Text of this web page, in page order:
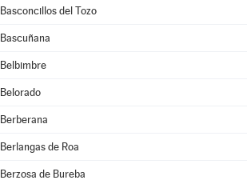
Basconcillos del Tozo
Bascuñana
Belbimbre
Belorado
Berberana
Berlangas de Roa
Berzosa de Bureba